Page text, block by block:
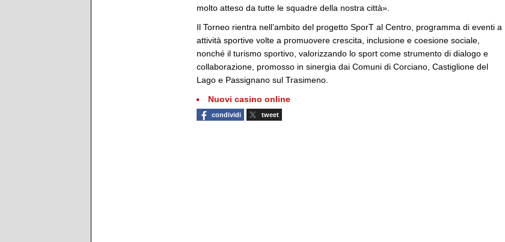
molto atteso da tutte le squadre della nostra città».
Il Torneo rientra nell’ambito del progetto SporT al Centro, programma di eventi a
attività sportive volte a promuovere crescita, inclusione e coesione sociale,
nonché il turismo sportivo, valorizzando lo sport come strumento di dialogo e
collaborazione, promosso in sinergia dai Comuni di Corciano, Castiglione del
Lago e Passignano sul Trasimeno.
Nuovi casino online
condividi tweet